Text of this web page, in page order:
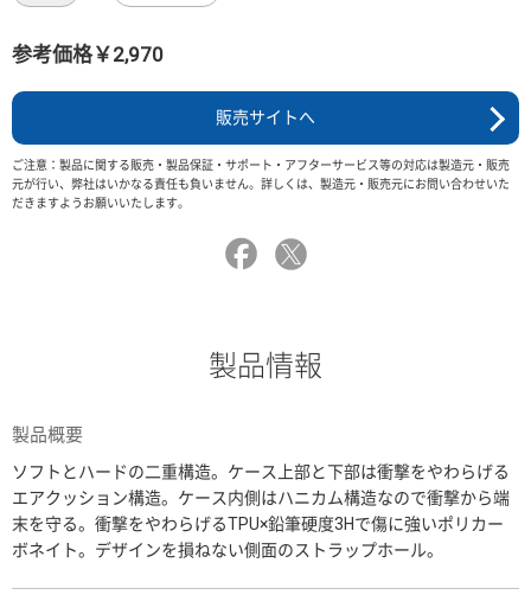
参考価格￥2,970
販売サイトへ
ご注意：製品に関する販売・製品保証・サポート・アフターサービス等の対応は製造元・販売
元が行い、弊社はいかなる責任も負いません。詳しくは、製造元・販売元にお問い合わせいた
だきますようお願いいたします。
製品情報
製品概要
ソフトとハードの二重構造。ケース上部と下部は衝撃をやわらげる
エアクッション構造。ケース内側はハニカム構造なので衝撃から端
末を守る。衝撃をやわらげるTPU×鉛筆硬度3Hで傷に強いポリカー
ボネイト。デザインを損ねない側面のストラップホール。